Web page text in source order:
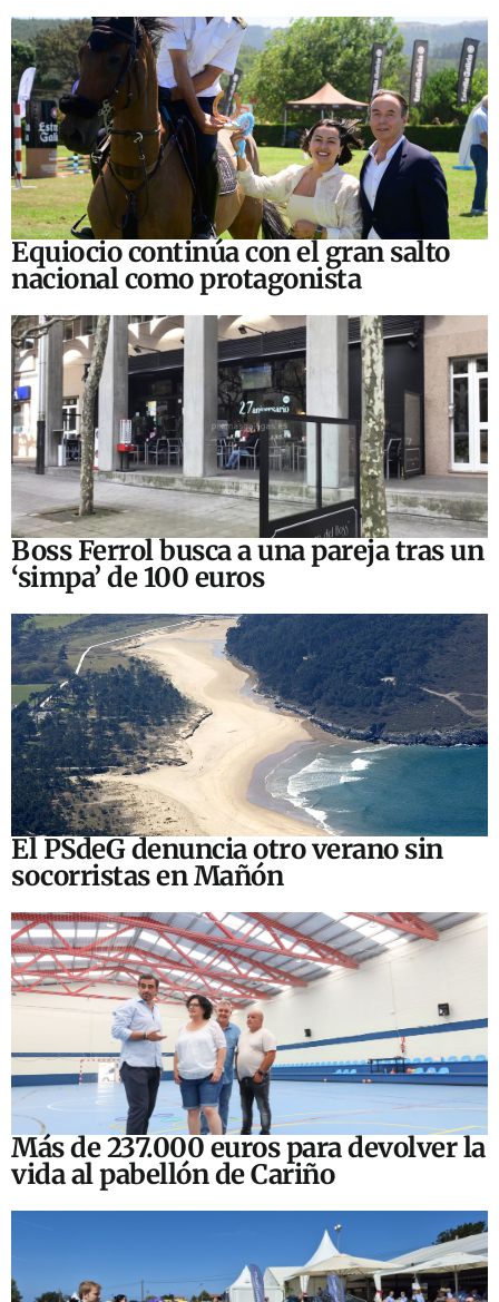
Equiocio continúa con el gran salto
nacional como protagonista
Boss Ferrol busca a una pareja tras un
‘simpa’ de 100 euros
El PSdeG denuncia otro verano sin
socorristas en Mañón
Más de 237.000 euros para devolver la
vida al pabellón de Cariño